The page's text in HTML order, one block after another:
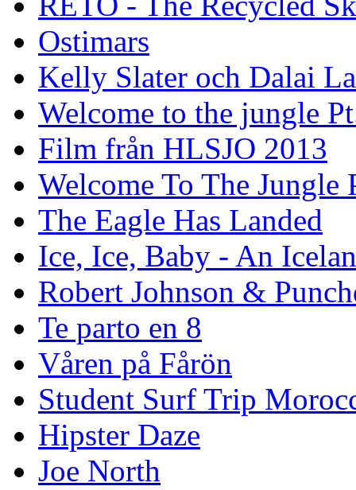
Ostimars
Kelly Slater och Dalai
Welcome to the jungle
Film från HLSJO 2013
Welcome To The Jungle
The Eagle Has Landed
Ice, Ice, Baby - An
Robert Johnson &
Te parto en 8
Våren på Fårön
Student Surf Trip
Hipster Daze
Joe North